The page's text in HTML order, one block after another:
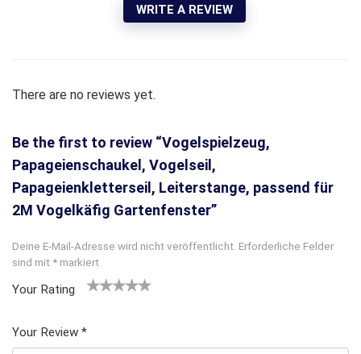
WRITE A REVIEW
There are no reviews yet.
Be the first to review “Vogelspielzeug,
Papageienschaukel, Vogelseil,
Papageienkletterseil, Leiterstange, passend für
2M Vogelkäfig Gartenfenster”
Deine E-Mail-Adresse wird nicht veröffentlicht. Erforderliche Felder
sind mit * markiert
Your Rating
o
5 St
nen
n
Your Review *